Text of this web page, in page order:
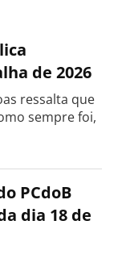
de 2026
ressalta que
sempre foi,
PCdoB
dia 18 de